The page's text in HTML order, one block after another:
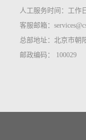
人工服务时间：工作
客服邮箱：
总部地址：北京市朝
邮政编码： 100029